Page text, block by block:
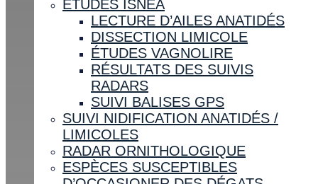
ÉTUDES ISNEA
LECTURE D’AILES ANATIDÉS
DISSECTION LIMICOLE
ÉTUDES VAGNOLIRE
RÉSULTATS DES SUIVIS
RADARS
SUIVI BALISES GPS
SUIVI NIDIFICATION ANATIDÉS /
LIMICOLES
RADAR ORNITHOLOGIQUE
ESPÈCES SUSCEPTIBLES